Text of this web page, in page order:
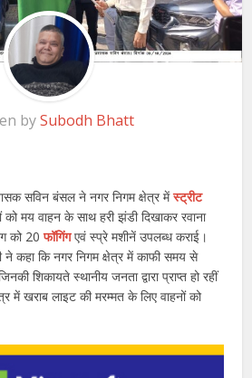
bySubodh Bhatt
सविन बंसल ने नगर निगम क्षेत्र मेंस्ट्रीट
मय वाहन के साथ हरी झंडी दिखाकर रवाना
को 20फॉगिंगएवं स्प्रे मशीनें उपलब्ध कराई।
ने कहा कि नगर निगम क्षेत्र में काफी समय से
शिकायते स्थानीय जनता द्वारा प्राप्त हो रहीं
में खराब लाइट की मरम्मत के लिए वाहनों को